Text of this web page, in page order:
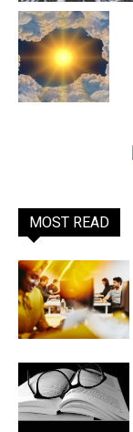
MOST READ